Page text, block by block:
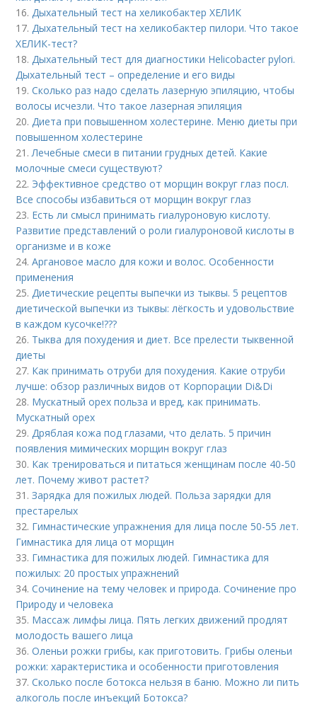
16.Дыхательный тест на хеликобактер ХЕЛИК
17.Дыхательный тест на хеликобактер пилори. Что такое
ХЕЛИК-тест?
18.Дыхательный тест для диагностики Helicobacter pylori.
Дыхательный тест – определение и его виды
19.Сколько раз надо сделать лазерную эпиляцию, чтобы
волосы исчезли. Что такое лазерная эпиляция
20.Диета при повышенном холестерине. Меню диеты при
повышенном холестерине
21.Лечебные смеси в питании грудных детей. Какие
молочные смеси существуют?
22. Эффективное средство от морщин вокруг глаз посл.
Все способы избавиться от морщин вокруг глаз
23. Есть ли смысл принимать гиалуроновую кислоту.
Развитие представлений о роли гиалуроновой кислоты в
организме и в коже
24.Аргановое масло для кожи и волос. Особенности
применения
25.Диетические рецепты выпечки из тыквы. 5 рецептов
диетической выпечки из тыквы: лёгкость и удовольствие
в каждом кусочке!???
26. Тыква для похудения и диет. Все прелести тыквенной
диеты
27. Как принимать отруби для похудения. Какие отруби
лучше: обзор различных видов от Корпорации Di&Di
28. Мускатный орех польза и вред, как принимать.
Мускатный орех
29.Дряблая кожа под глазами, что делать. 5 причин
появления мимических морщин вокруг глаз
30. Как тренироваться и питаться женщинам после 40-50
лет. Почему живот растет?
31.Зарядка для пожилых людей. Польза зарядки для
престарелых
32. Гимнастические упражнения для лица после 50-55 лет.
Гимнастика для лица от морщин
33. Гимнастика для пожилых людей. Гимнастика для
пожилых: 20 простых упражнений
34.Сочинение на тему человек и природа. Сочинение про
Природу и человека
35. Массаж лимфы лица. Пять легких движений продлят
молодость вашего лица
36.Оленьи рожки грибы, как приготовить. Грибы оленьи
рожки: характеристика и особенности приготовления
37.Сколько после ботокса нельзя в баню. Можно ли пить
алкоголь после инъекций Ботокса?